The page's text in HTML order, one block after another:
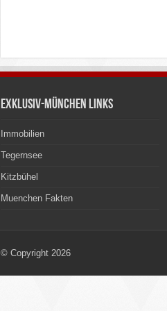
Exklusiv-München Links
Immobilien
Tegernsee
Kitzbühel
Muenchen Fakten
© Copyright 2026